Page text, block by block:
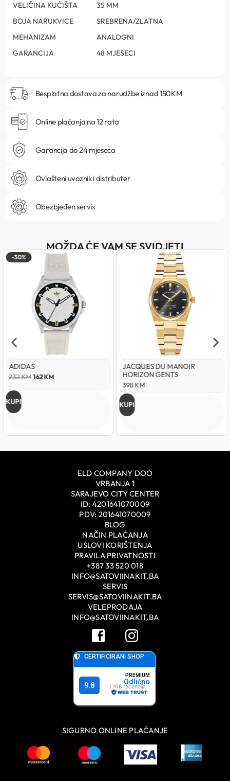
VELIČINA KUĆIŠTA
35 MM
BOJA NARUKVICE
SREBRENA/ZLATNA
MEHANIZAM
ANALOGNI
GARANCIJA
48 MJESECI
Besplatna dostava za narudžbe iznad 150KM
Online plaćanja na 12 rata
Garancija do 24 mjeseca
Ovlašteni uvoznik i distributer
Obezbjeđen servis
MOŽDA ĆE VAM SE SVIDJETI
-30%
ADIDAS
232KM162KM
KUPI
JACQUES DU MANOIR
HORIZON GENTS
398KM
KUPI
ELD COMPANY DOO
VRBANJA 1
SARAJEVO CITY CENTER
ID: 4201641070009
PDV: 201641070009
BLOG
NAČIN PLAĆANJA
USLOVI KORIŠTENJA
PRAVILA PRIVATNOSTI
+387 33 520 018
INFO@SATOVIINAKIT.BA
SERVIS
SERVIS@SATOVIINAKIT.BA
VELEPRODAJA
INFO@SATOVIINAKIT.BA
SIGURNO ONLINE PLAĆANJE